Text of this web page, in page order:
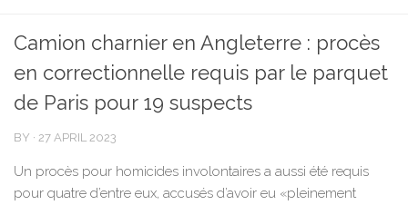
Camion charnier en Angleterre : procès
en correctionnelle requis par le parquet
de Paris pour 19 suspects
BY · 27 APRIL 2023
Un procès pour homicides involontaires a aussi été requis
pour quatre d’entre eux, accusés d’avoir eu «pleinement